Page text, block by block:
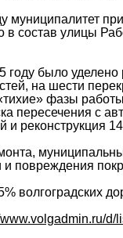
муниципалитет
в состав улицы
было уделено
на шести
фазы
пересечения с
реконструкция
повреждения
волгоградских
www.volgadmin.ru/